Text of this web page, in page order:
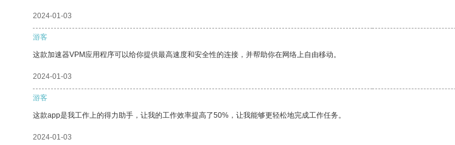
2024-01-03
游客
这款加速器VPM应用程序可以给你提供最高速度和安全性的连接，并帮助你在网络上自由移动。
2024-01-03
游客
这款app是我工作上的得力助手，让我的工作效率提高了50%，让我能够更轻松地完成工作任务。
2024-01-03